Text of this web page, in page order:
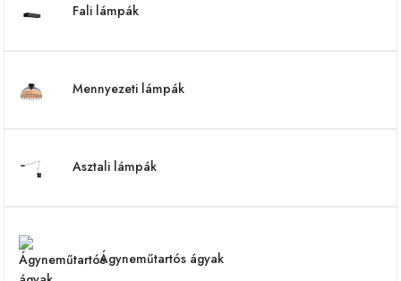
Fali lámpák
Mennyezeti lámpák
Asztali lámpák
Ágyneműtartós ágyak